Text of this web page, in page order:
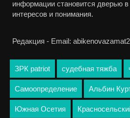
информации становится дверью
интересов и понимания.
Редакция - Email:
ЗРК patriot судебная тяжба
Самоопределение Альбин
Южная Осетия